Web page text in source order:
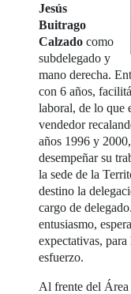
Jesús
Buitrago
Calzado como
subdelegado y
mano derecha.
con 6 años,
laboral, de lo que
vendedor
años 1996 y
desempeñar su
la sede de la
destino la
cargo de
entusiasmo,
expectativas,
esfuerzo.
Al frente del